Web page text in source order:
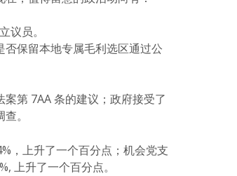
议员。
保留本地专属毛利选区通过公
第 7AA 条的建议；政府接受了
。
，上升了一个百分点；机会党支
上升了一个百分点。